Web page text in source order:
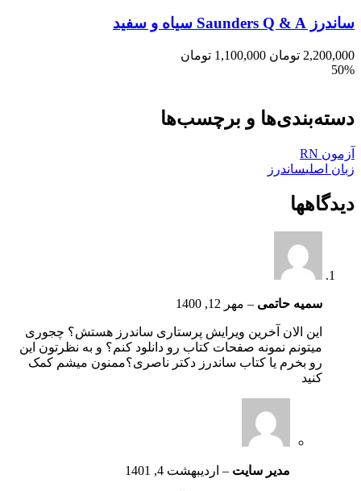
ساندرز Saunders Q & A سیاه و سفید
2,200,000 تومان 1,100,000 تومان
50%
دسته‌بندی‌ها و برچسب‌ها
آزمون RN
زبان اصلیساندرز
دیدگاهها
سمیه حاتمی – مهر 12, 1400
این الان آخرین ویرایش پرستاری ساندرز هستش؟ چجوری
میتونم نمونه صفحات کتاب رو دانلود کنم؟ و به نظرتون این
رو بخرم یا کتاب ساندرز دکتر ناصری؟ممنون میشم کمک
کنید
مدیر سایت – اردیبهشت 4, 1401